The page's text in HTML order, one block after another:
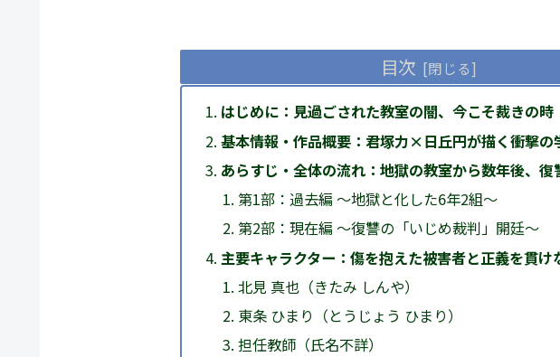
目次
はじめに：見過ごされた教室の闇、今こそ裁きの時
基本情報・作品概要：君塚力×日丘円が描く衝撃の
あらすじ・全体の流れ：地獄の教室から数年後、復
第1部：過去編 ～地獄と化した6年2組～
第2部：現在編 ～復讐の「いじめ裁判」開廷～
主要キャラクター：傷を抱えた被害者と正義を貫け
北見 真也（きたみ しんや）
東条 ひまり（とうじょう ひまり）
担任教師（氏名不詳）